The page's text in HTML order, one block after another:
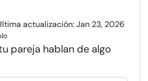
actualización: Jan 23, 2026
pareja hablan de algo